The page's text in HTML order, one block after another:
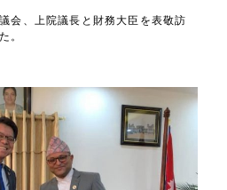
会、上院議長と財務大臣を表敬訪
。